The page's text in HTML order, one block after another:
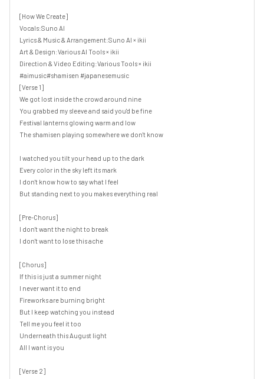
[How We Create]
Vocals:Suno AI
Lyrics & Music & Arrangement:Suno AI × ikii
Art & Design:Various AI Tools × ikii
Direction & Video Editing:Various Tools × ikii
#aimusic#shamisen #japanesemusic
[Verse 1]
We got lost inside the crowd around nine
You grabbed my sleeve and said you'd be fine
Festival lanterns glowing warm and low
The shamisen playing somewhere we don't know
I watched you tilt your head up to the dark
Every color in the sky left its mark
I don't know how to say what I feel
But standing next to you makes everything real
[Pre-Chorus]
I don't want the night to break
I don't want to lose this ache
[Chorus]
If this is just a summer night
I never want it to end
Fireworks are burning bright
But I keep watching you instead
Tell me you feel it too
Underneath this August light
All I want is you
[Verse 2]